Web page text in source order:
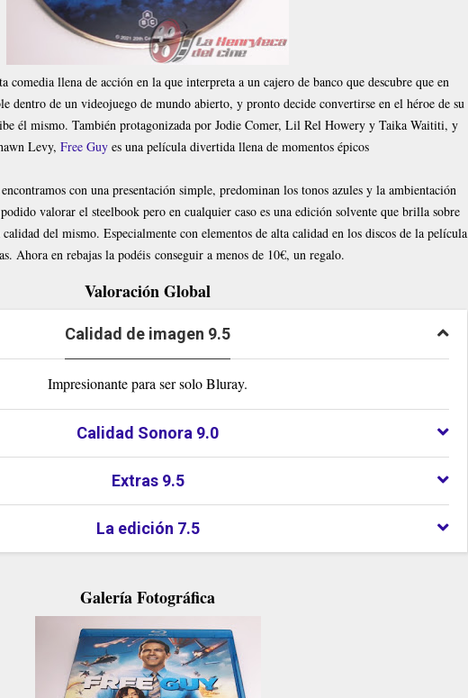
comedia llena de acción en la que interpreta a un cajero de banco que descubre que en
dentro de un videojuego de mundo abierto, y pronto decide convertirse en el héroe de su
él mismo. También protagonizada por Jodie Comer, Lil Rel Howery y Taika Waititi, y
Levy, Free Guy es una película divertida llena de momentos épicos
con una presentación simple, predominan los tonos azules y la ambientación
valorar el steelbook pero en cualquier caso es una edición solvente que brilla sobre
del mismo. Especialmente con elementos de alta calidad en los discos de la película
Ahora en rebajas la podéis conseguir a menos de 10€, un regalo.
Valoración Global
Calidad de imagen 9.5
Impresionante para ser solo Bluray.
Calidad Sonora 9.0
Extras 9.5
La edición 7.5
Galería Fotográfica